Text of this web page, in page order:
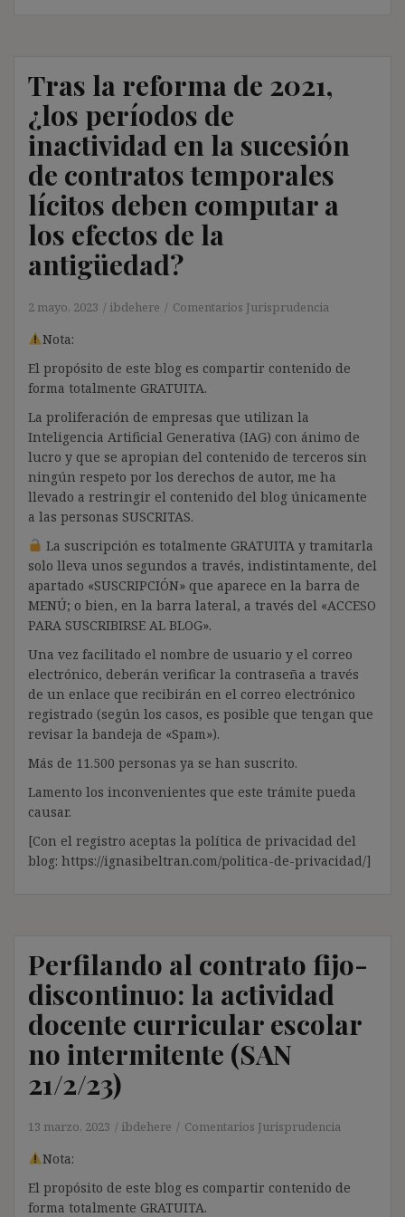
Tras la reforma de 2021,
¿los períodos de
inactividad en la sucesión
de contratos temporales
lícitos deben computar a
los efectos de la
antigüedad?
2 mayo, 2023 ibdehere Comentarios Jurisprudencia
Nota:
El propósito de este blog es compartir contenido de
forma totalmente GRATUITA.
La proliferación de empresas que utilizan la
Inteligencia Artificial Generativa (IAG) con ánimo de
lucro y que se apropian del contenido de terceros sin
ningún respeto por los derechos de autor, me ha
llevado a restringir el contenido del blog únicamente
a las personas SUSCRITAS.
La suscripción es totalmente GRATUITA y tramitarla
solo lleva unos segundos a través, indistintamente, del
apartado «SUSCRIPCIÓN» que aparece en la barra de
MENÚ; o bien, en la barra lateral, a través del «ACCESO
PARA SUSCRIBIRSE AL BLOG».
Una vez facilitado el nombre de usuario y el correo
electrónico, deberán verificar la contraseña a través
de un enlace que recibirán en el correo electrónico
registrado (según los casos, es posible que tengan que
revisar la bandeja de «Spam»).
Más de 11.500 personas ya se han suscrito.
Lamento los inconvenientes que este trámite pueda
causar.
[Con el registro aceptas la política de privacidad del
blog: https://ignasibeltran.com/politica-de-privacidad/]
Perfilando al contrato fijo-
discontinuo: la actividad
docente curricular escolar
no intermitente (SAN
21/2/23)
13 marzo, 2023 ibdehere Comentarios Jurisprudencia
Nota:
El propósito de este blog es compartir contenido de
forma totalmente GRATUITA.